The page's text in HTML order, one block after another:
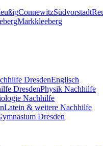
ConnewitzSüdvorstadt
Markkleeberg
DresdenEnglisch
DresdenPhysik Nachhilfe
Nachhilfe
Latein & weitere Nachhilfe
Dresden